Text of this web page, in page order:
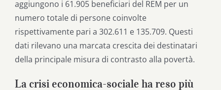
aggiungono i 61.905 beneficiari del REM per un
numero totale di persone coinvolte
rispettivamente pari a 302.611 e 135.709. Questi
dati rilevano una marcata crescita dei destinatari
della principale misura di contrasto alla povertà.
La crisi economica-sociale ha reso più